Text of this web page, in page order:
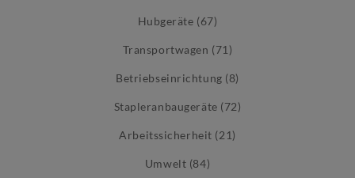
Hubgeräte (67)
Transportwagen (71)
Betriebseinrichtung (8)
Stapleranbaugeräte (72)
Arbeitssicherheit (21)
Umwelt (84)